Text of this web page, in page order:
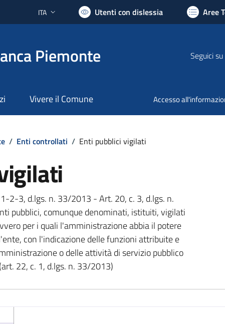
Lingua attiva:
ITA Utenti con dislessia Aree
Piemonte Seguici su
Vivere il Comune Accesso
/ Enti controllati / Enti pubblici vigilati
2-3, d.lgs. n. 33/2013 - Art. 20, c. 3, d.lgs. n.
pubblici, comunque denominati, istituiti, vigilati
per i quali l'amministrazione abbia il potere
con l'indicazione delle funzioni attribuite e
o delle attività di servizio pubblico
22, c. 1, d.lgs. n. 33/2013)